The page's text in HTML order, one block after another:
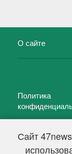
Сайт
О сайте
Политика